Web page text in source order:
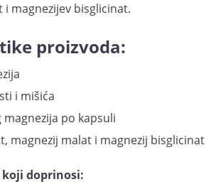
i magnezijev bisglicinat.
proizvoda:
i mišića
magnezija po kapsuli
magnezij malat i magnezij bisglicinat
koji doprinosi: